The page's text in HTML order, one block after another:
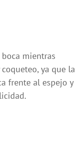
mientras
ya que la
frente al espejo y